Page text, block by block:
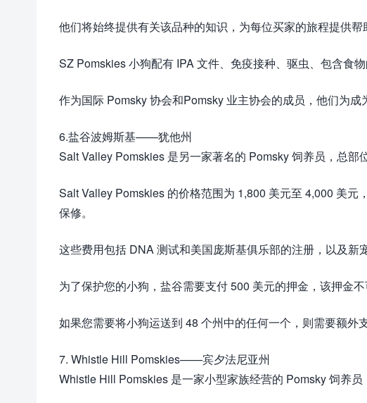
他们将始终提供有关该品种的知识，为每位买家的旅程提供
SZ Pomskies 小狗配有 IPA 文件、免疫接种、驱虫、包含食
作为国际 Pomsky 协会和Pomsky 业主协会的成员，他们为成
6.盐谷波姆斯基——犹他州
Salt Valley Pomskies 是另一家著名的 Pomsky 饲养员，总
Salt Valley Pomskies 的价格范围为 1,800 美元至 4,000 美
保修。
这些费用包括 DNA 测试和美国庞斯基俱乐部的注册，以及新
为了保护您的小狗，盐谷需要支付 500 美元的押金，该押金
如果您需要将小狗运送到 48 个州中的任何一个，则需要额外
7. Whistle Hill Pomskies——宾夕法尼亚州
Whistle Hill Pomskies 是一家小型家族经营的 Pomsky 饲养员